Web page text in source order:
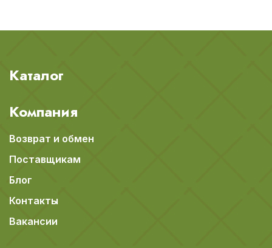
Каталог
Компания
Возврат и обмен
Поставщикам
Блог
Контакты
Вакансии